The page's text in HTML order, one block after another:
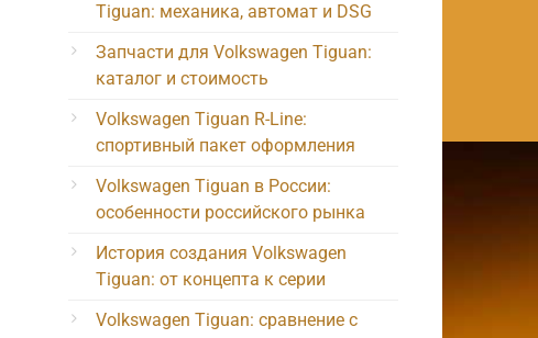
Tiguan: механика, автомат и DSG
Запчасти для Volkswagen Tiguan:
каталог и стоимость
Volkswagen Tiguan R-Line:
спортивный пакет оформления
Volkswagen Tiguan в России:
особенности российского рынка
История создания Volkswagen
Tiguan: от концепта к серии
Volkswagen Tiguan: сравнение с